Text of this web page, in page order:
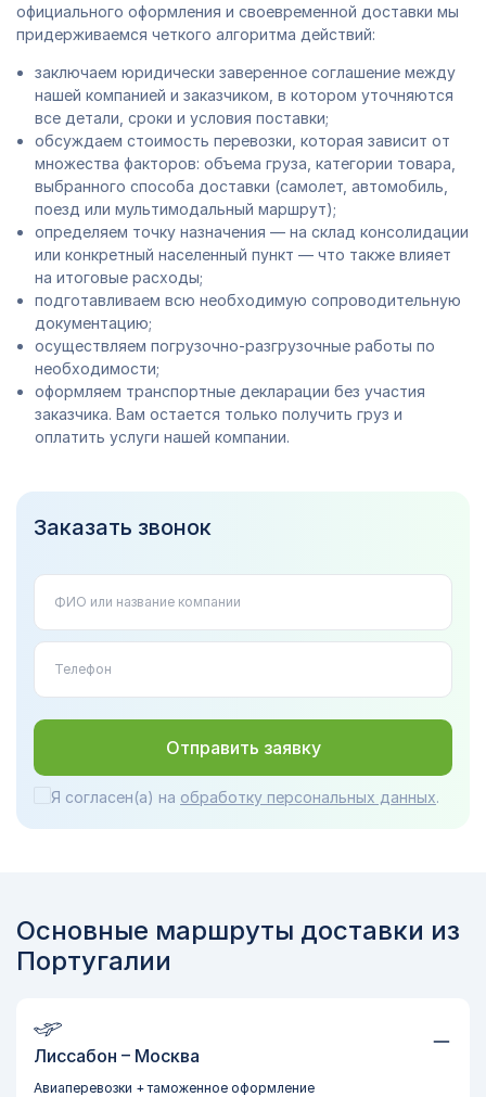
официального оформления и своевременной доставки мы
придерживаемся четкого алгоритма действий:
заключаем юридически заверенное соглашение между
нашей компанией и заказчиком, в котором уточняются
все детали, сроки и условия поставки;
обсуждаем стоимость перевозки, которая зависит от
множества факторов: объема груза, категории товара,
выбранного способа доставки (самолет, автомобиль,
поезд или мультимодальный маршрут);
определяем точку назначения — на склад консолидации
или конкретный населенный пункт — что также влияет
на итоговые расходы;
подготавливаем всю необходимую сопроводительную
документацию;
осуществляем погрузочно-разгрузочные работы по
необходимости;
оформляем транспортные декларации без участия
заказчика. Вам остается только получить груз и
оплатить услуги нашей компании.
Заказать звонок
Отправить заявку
Я согласен(а) на обработку персональных данных.
Основные маршруты доставки из
Португалии
Лиссабон – Москва
Авиаперевозки + таможенное оформление